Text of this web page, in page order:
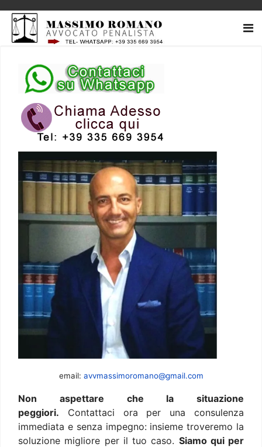
email: avvmassimoromano@gmail.com
Non aspettare che la situazione
peggiori. Contattaci ora per una consulenza
immediata e senza impegno: insieme troveremo la
soluzione migliore per il tuo caso. Siamo qui per